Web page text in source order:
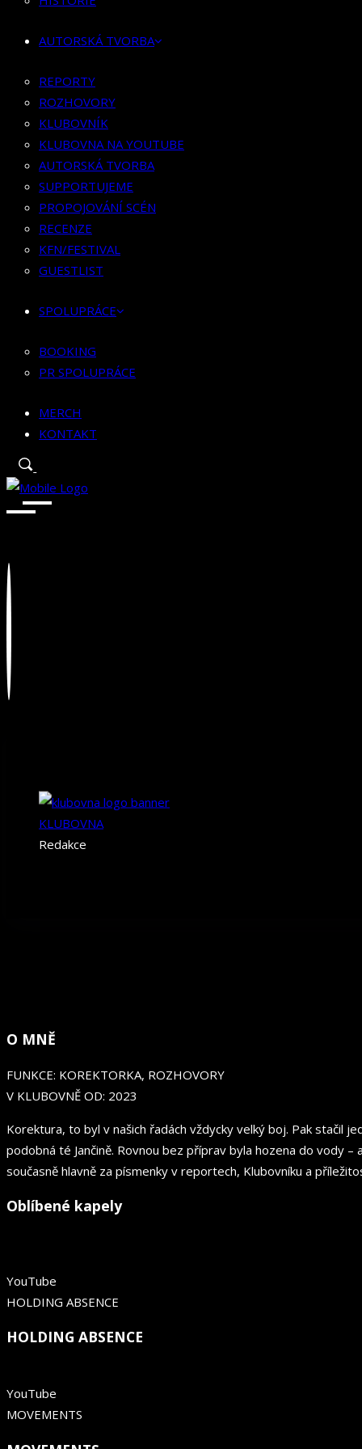
KLUBOVNA NA YOUTUBE
SUPPORTUJEME
PROPOJOVÁNÍ SCÉN
RECENZE
KFN/FESTIVAL
GUESTLIST
SPOLUPRÁCE
BOOKING
PR SPOLUPRÁCE
MERCH
AUTORSKÁ TVORBA
REPORTY
ROZHOVORY
KLUBOVNÍK
KLUBOVNA NA YOUTUBE
AUTORSKÁ TVORBA
SUPPORTUJEME
PROPOJOVÁNÍ SCÉN
RECENZE
KFN/FESTIVAL
GUESTLIST
SPOLUPRÁCE
BOOKING
PR SPOLUPRÁCE
MERCH
KONTAKT
KLUBOVNA
Redakce
O MNĚ
FUNKCE: KOREKTORKA, ROZHOVORY
V KLUBOVNĚ OD: 2023
Korektura, to byl v našich řadách vždycky velký boj. Pak stačil
podobná té Jančině. Rovnou bez příprav byla hozena do vody
současně hlavně za písmenky v reportech, Klubovníku a
Oblíbené kapely
YouTube
HOLDING ABSENCE
HOLDING ABSENCE
YouTube
MOVEMENTS